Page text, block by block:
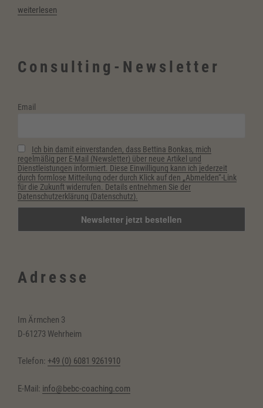
„Zeit
auch
Coronakrise“
weiterlesen
Consulting-Newsletter
Email
Ich bin damit einverstanden, dass Bettina Bonkas, mich
regelmäßig per E-Mail (Newsletter) über neue Artikel und
Dienstleistungen informiert. Diese Einwilligung kann ich jederzeit
durch formlose Mitteilung oder durch Klick auf den „Abmelden“-Link
für die Zukunft widerrufen. Details entnehmen Sie der
Datenschutzerklärung (Datenschutz).
Adresse
Im Ärmchen 3
D-61273 Wehrheim
Telefon: +49 (0) 6081 9261910
E-Mail: info@bebc-coaching.com